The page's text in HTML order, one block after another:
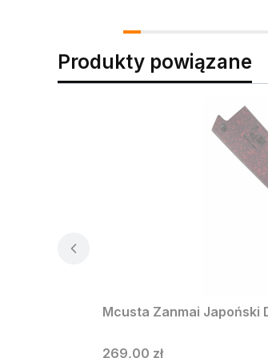
Produkty powiązane
Mcusta Zanmai Japoński
Cena
269,00 zł